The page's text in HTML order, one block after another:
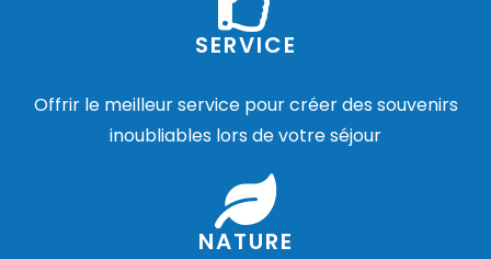
SERVICE
Offrir le meilleur service pour créer des souvenirs
inoubliables lors de votre séjour
NATURE